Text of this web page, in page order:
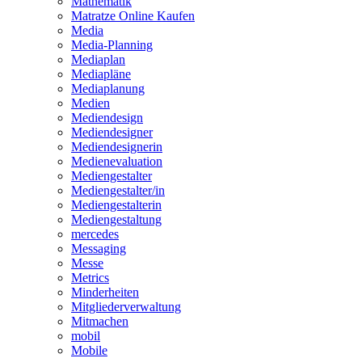
Matratze Online Kaufen
Media
Media-Planning
Mediaplan
Mediapläne
Mediaplanung
Medien
Mediendesign
Mediendesigner
Mediendesignerin
Medienevaluation
Mediengestalter
Mediengestalter/in
Mediengestalterin
Mediengestaltung
mercedes
Messaging
Messe
Metrics
Minderheiten
Mitgliederverwaltung
Mitmachen
mobil
Mobile